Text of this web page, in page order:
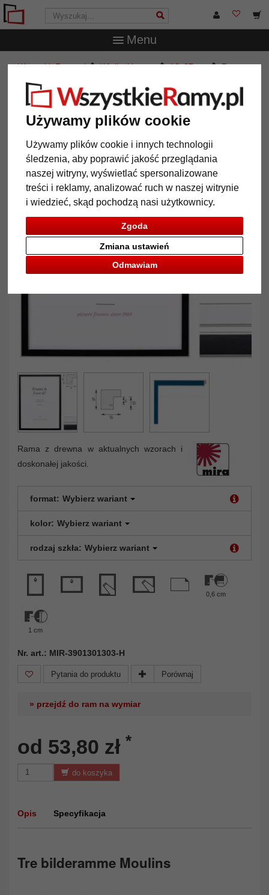
Używamy plików cookie
Używamy plików cookie i innych technologii
śledzenia, aby poprawić jakość przeglądania
naszej witryny, wyświetlać spersonalizowane
treści i reklamy, analizować ruch w naszej witrynie
i wiedzieć, skąd pochodzą nasi użytkownicy.
Zgoda
Odmawiam
Zmiana ustawień
Menu
WszystkieRamy.pl Wielkość ramy 18x27 cm
Rama
Rama drewniana Moulins
Powrót
Rama z drewna w aktualnych wzorach i
doskonałej jakości.
format: Wybierz wariant
kolor: Wybierz wariant
rodzaj szkła: Wybierz wariant
0,6 cm
1 cm
Nr. art.: MIR-3901301303-H
Pytania do produktu Porównaj
» przejdź do ram na wymiar
od 53,80 zł *
do koszyka
Opis Specyfikacja
Tre bilderamme Moulins